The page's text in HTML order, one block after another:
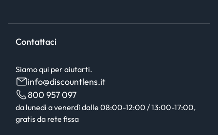
Contattaci
Siamo qui per aiutarti.
info@discountlens.it
800 957 097
da lunedì a venerdì dalle 08:00-12:00 / 13:00-17:00,
gratis da rete fissa